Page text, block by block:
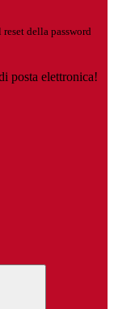
della password
posta elettronica!